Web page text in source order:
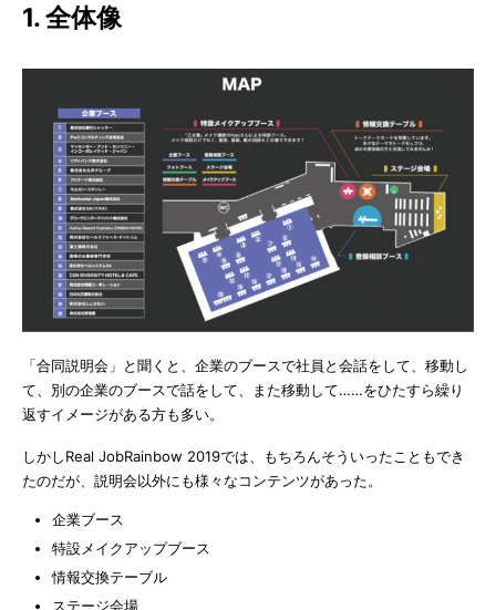
1. 全体像
「合同説明会」と聞くと、企業のブースで社員と会話をして、移動し
て、別の企業のブースで話をして、また移動して……をひたすら繰り
返すイメージがある方も多い。
しかしReal JobRainbow 2019では、もちろんそういったこともでき
たのだが、説明会以外にも様々なコンテンツがあった。
企業ブース
特設メイクアップブース
情報交換テーブル
ステージ会場